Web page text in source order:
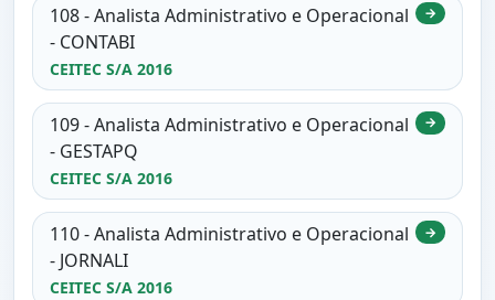
108 - Analista Administrativo e Operacional
- CONTABI
CEITEC S/A 2016
→
109 - Analista Administrativo e Operacional
- GESTAPQ
CEITEC S/A 2016
→
110 - Analista Administrativo e Operacional
- JORNALI
CEITEC S/A 2016
→